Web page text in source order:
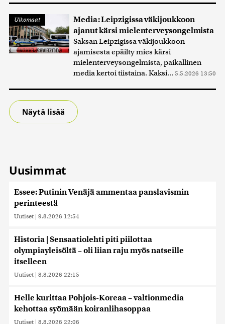
Ulkomaat
Media: Leipzigissa väkijoukkoon
ajanut kärsi mielenterveysongelmista
Saksan Leipzigissa väkijoukkoon
ajamisesta epäilty mies kärsi
mielenterveysongelmista, paikallinen
media kertoi tiistaina. Kaksi... 5.5.2026 13:50
Näytä lisää
Uusimmat
Essee: Putinin Venäjä ammentaa panslavismin
perinteestä
Uutiset | 9.8.2026 12:54
Historia | Sensaatiolehti piti piilottaa
olympiayleisöltä – oli liian raju myös natseille
itselleen
Uutiset | 8.8.2026 22:15
Helle kurittaa Pohjois-Koreaa – valtionmedia
kehottaa syömään koiranlihasoppaa
Uutiset | 8.8.2026 22:06